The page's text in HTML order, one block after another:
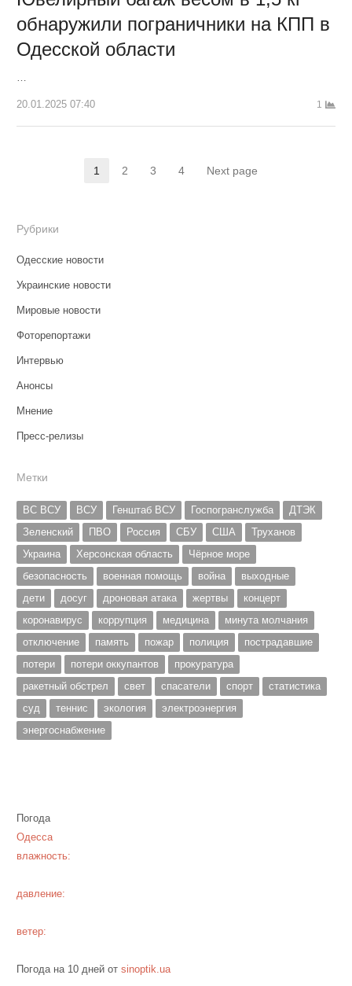
обнаружили пограничники на КПП в
Одесской области
20.01.2025 07:40 1
Навигация
записям
Страница
1 Страница
2 Страница
3 Страница
4 Next page
Рубрики
Одесские новости
Украинские новости
Мировые новости
Фоторепортажи
Интервью
Анонсы
Мнение
Пресс-релизы
Метки
ВС ВСУ ВСУ Генштаб ВСУ Госпогранслужба
ДТЭК
Зеленский
ПВО Россия СБУ США
Труханов
Украина
Херсонская область
Чёрное море
безопасность
военная помощь война
выходные
дети
досуг дроновая атака жертвы
концерт
коронавирус
коррупция медицина
минута молчания
отключение
память пожар полиция
пострадавшие
потери
потери оккупантов
прокуратура
ракетный обстрел
свет спасатели спорт
статистика
суд
теннис экология
электроэнергия
энергоснабжение
Погода
Одесса
влажность:
давление:
ветер:
Погода на 10 дней от sinoptik.ua